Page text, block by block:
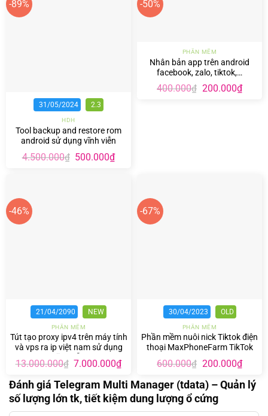
-89%
31/05/2024 2.3
HDH
Tool backup and restore rom
android sử dụng vĩnh viễn
4.500.000₫ Giá
500.000₫Giá
hiện
-50%
PHẦN MỀM
Nhân bản app trên android
facebook, zalo, tiktok,…
400.000₫ Giá
200.000₫Giá
hiện
-46%
21/04/2090 NEW
PHẦN MỀM
Tút tạo proxy ipv4 trên máy tính
và vps ra ip việt nam sử dụng
vĩnh viễn
13.000.000₫ Giá
là:
13.000.000₫.
7.000.000₫Giá
hiện
tại
là:
7.000.000₫.
-67%
30/04/2023 OLD
PHẦN MỀM
Phần mềm nuôi nick Tiktok điện
thoại MaxPhoneFarm TikTok
600.000₫ Giá
là:
600.000₫.
200.000₫Giá
hiện
tại
là:
Đánh giá Telegram Multi Manager (tdata) – Quản lý
số lượng lớn tk, tiết kiệm dung lượng ổ cứng